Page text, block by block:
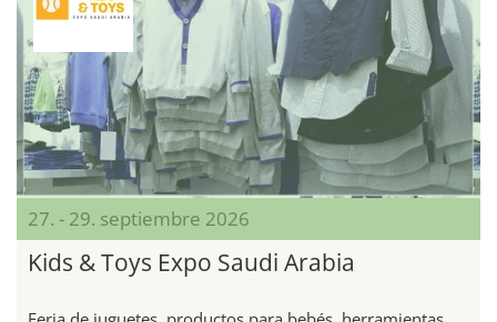
27. - 29. septiembre 2026
Kids & Toys Expo Saudi Arabia